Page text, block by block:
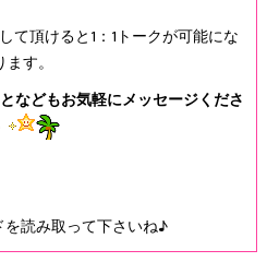
て頂けると1：1トークが可能にな
ます。
などもお気軽にメッセージくださ
を読み取って下さいね♪